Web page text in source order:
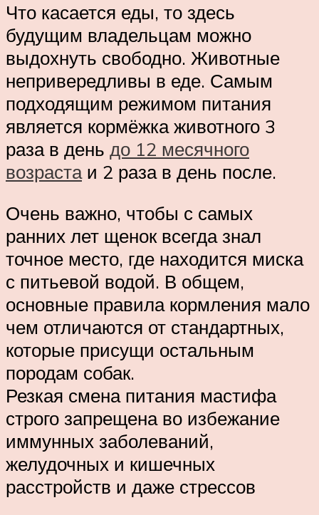
Что касается еды, то здесь
будущим владельцам можно
выдохнуть свободно. Животные
непривередливы в еде. Самым
подходящим режимом питания
является кормёжка животного 3
раза в день до 12 месячного
возрастаи 2 раза в день после.
Очень важно, чтобы с самых
ранних лет щенок всегда знал
точное место, где находится миска
с питьевой водой. В общем,
основные правила кормления мало
чем отличаются от стандартных,
которые присущи остальным
породам собак.
Резкая смена питания мастифа
строго запрещена во избежание
иммунных заболеваний,
желудочных и кишечных
расстройств и даже стрессов